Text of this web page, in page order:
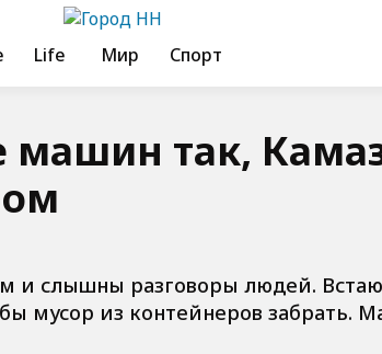
Life Мир Спорт
машин так,
и слышны разговоры людей.
мусор из контейнеров забрать.